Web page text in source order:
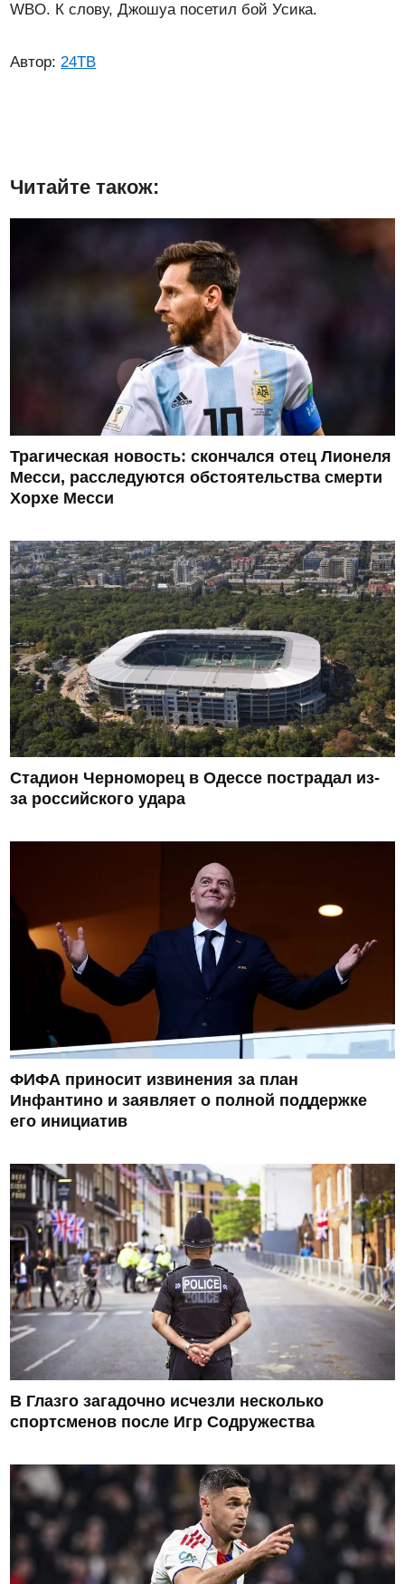
WBO. К слову, Джошуа посетил бой Усика.
Автор:24ТВ
Читайте також:
Трагическая новость: скончался отец Лионеля
Месси, расследуются обстоятельства смерти
Хорхе Месси
Стадион Черноморец в Одессе пострадал из-
за российского удара
ФИФА приносит извинения за план
Инфантино и заявляет о полной поддержке
его инициатив
В Глазго загадочно исчезли несколько
спортсменов после Игр Содружества